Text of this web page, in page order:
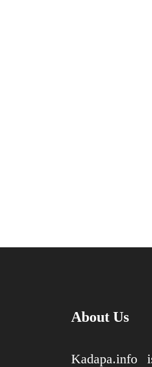
About Us
Kadapa.info